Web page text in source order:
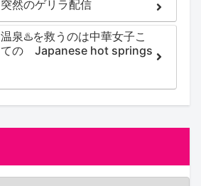
#koteno
突然のゲリラ配信
温泉♨️を救うのは中華女子こ
ての Japanese hot springs